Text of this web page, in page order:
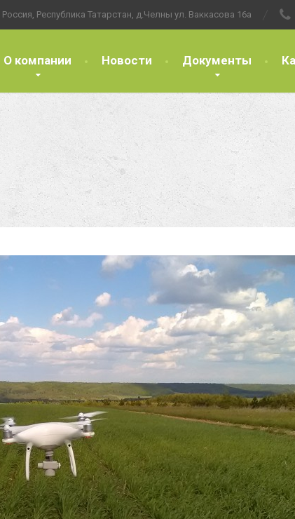
Россия, Республика Татарстан, д.Челны ул. Ваккасова 16а
О компании Новости Документы